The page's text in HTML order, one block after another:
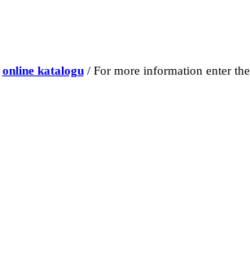
online katalogu/ For more information enter the